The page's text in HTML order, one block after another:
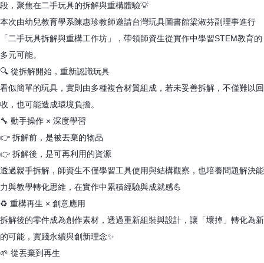
段，聚焦在二手玩具的拆解與重構體驗💡
本次由幼兒教育學系陳惠珍教師邀請台灣玩具圖書館梁淑芬副理事進行
「二手玩具拆解與重構工作坊」，帶領師資生從實作中學習STEM教育的
多元可能。
🔍 從拆解開始，重新認識玩具
看似簡單的玩具，實則由多種複合材質組成，若未妥善拆解，不僅難以回
收，也可能造成環境負擔。
🔧 動手操作 × 深度學習
👉 拆解前，是被丟棄的物品
👉 拆解後，是可再利用的資源
透過親手拆解，師資生不僅學習工具使用與結構觀察，也培養問題解決能
力與教學轉化思維，在實作中累積經驗與成就感💪
♻️ 重構再生 × 創意應用
拆解後的零件成為創作素材，透過重新組裝與設計，讓「壞掉」轉化為新
的可能，實踐永續與創新理念✨
🌱 從丟棄到再生